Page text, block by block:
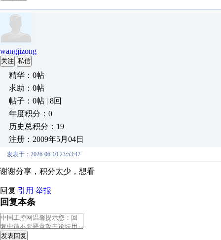
wangjizong
关注 私信
精华：0帖
求助：0帖
帖子：0帖 | 8回
年度积分：0
历史总积分：19
注册：2009年5月04日
发表于：2026-06-10 23:53:47
谢谢分享，积分太少，想看
回复 引用 举报
回复本条
发表回复